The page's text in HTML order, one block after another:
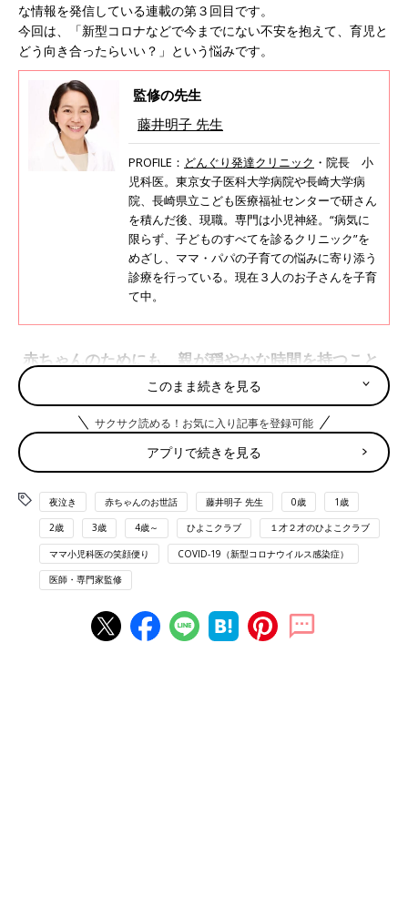
な情報を発信している連載の第３回目です。
今回は、「新型コロナなどで今までにない不安を抱えて、育児と
どう向き合ったらいい？」という悩みです。
監修の先生
藤井明子 先生
PROFILE： どんぐり発達クリニック ・院長 小
児科医。東京女子医科大学病院や長崎大学病
院、長崎県立こども医療福祉センターで研さん
を積んだ後、現職。専門は小児神経。“病気に
限らず、子どものすべてを診るクリニック”を
めざし、ママ・パパの子育ての悩みに寄り添う
診療を行っている。現在３人のお子さんを子育
て中。
赤ちゃんのためにも、親が穏やかな時間を持つこと
が大切
新型コロナウイルス感染症（COVID-19）により、休校、休園が
余儀なくされたことで、普段の生活が一変し、家族が新型コロナ
に感染しないかどうかが心配、子どもも親も元の生活に戻れるか
不安、眠れない、落ち着きがなくなった…などと相談を受けるこ
とが増えました。
緊急事態宣言が全国で解除されたとはいえ、子どもたちやママ・
パパから不安の声が聞こえることは続いています。
健診で来院される赤ちゃんのママ・パパからも、「コロナの感染
が心配である」「外で遊ばせてあげられなくて、このままでいい
のか心配」といった声を聞くことがあります。そういうときは、
ゆっくりお話を伺い、親御さんの不安な気持ちが和らぐように努
このまま続きを見る
サクサク読める！お気に入り記事を登録可能
アプリで続きを見る
夜泣き 赤ちゃんのお世話 藤井明子 先生 0歳 1歳
2歳 3歳 4歳～ ひよこクラブ １才２才のひよこクラブ
ママ小児科医の笑顔便り COVID-19（新型コロナウイルス感染症）
医師・専門家監修